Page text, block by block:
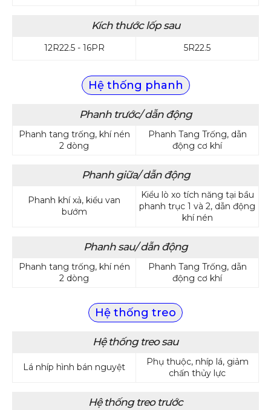
Kích thước lốp sau
12R22.5 - 16PR 5R22.5
Hệ thống phanh
Phanh trước/ dẫn động
Phanh tang trống, khí nén
2 dòng
Phanh Tang Trống, dẫn
động cơ khí
Phanh giữa/ dẫn động
Phanh khí xả, kiểu van
bướm
Kiểu lò xo tích năng tại bầu
phanh trục 1 và 2, dẫn động
khí nén
Phanh sau/ dẫn động
Phanh tang trống, khí nén
2 dòng
Phanh Tang Trống, dẫn
động cơ khí
Hệ thống treo
Hệ thống treo sau
Lá nhíp hình bán nguyệt
Phụ thuộc, nhíp lá, giảm
chấn thủy lực
Hệ thống treo trước